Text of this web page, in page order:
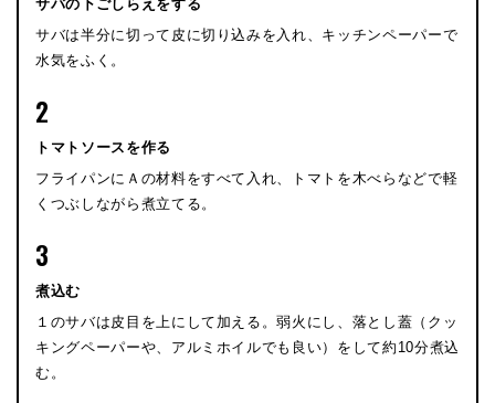
サバの下ごしらえをする
サバは半分に切って皮に切り込みを入れ、キッチンペーパーで
水気をふく。
2
トマトソースを作る
フライパンにＡの材料をすべて入れ、トマトを木べらなどで軽
くつぶしながら煮立てる。
3
煮込む
１のサバは皮目を上にして加える。弱火にし、落とし蓋（クッ
キングペーパーや、アルミホイルでも良い）をして約10分煮込
む。